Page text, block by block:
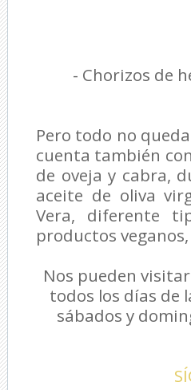
- Chorizos de
Pero todo no
cuenta también
de oveja y cabra,
aceite de oliva
Vera, diferente
productos
Nos pueden visitar
todos los días de
sábados y